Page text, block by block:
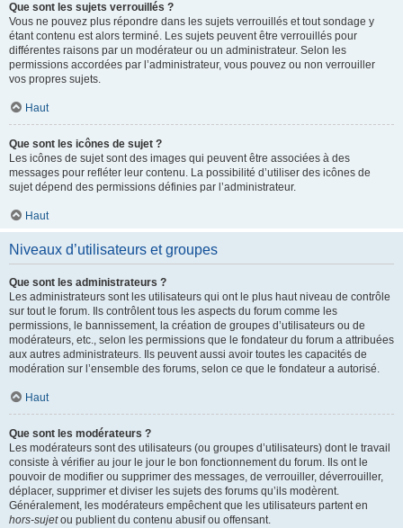
Que sont les sujets verrouillés ?
Vous ne pouvez plus répondre dans les sujets verrouillés et tout sondage y
étant contenu est alors terminé. Les sujets peuvent être verrouillés pour
différentes raisons par un modérateur ou un administrateur. Selon les
permissions accordées par l’administrateur, vous pouvez ou non verrouiller
vos propres sujets.
Haut
Que sont les icônes de sujet ?
Les icônes de sujet sont des images qui peuvent être associées à des
messages pour refléter leur contenu. La possibilité d’utiliser des icônes de
sujet dépend des permissions définies par l’administrateur.
Haut
Niveaux d’utilisateurs et groupes
Que sont les administrateurs ?
Les administrateurs sont les utilisateurs qui ont le plus haut niveau de contrôle
sur tout le forum. Ils contrôlent tous les aspects du forum comme les
permissions, le bannissement, la création de groupes d’utilisateurs ou de
modérateurs, etc., selon les permissions que le fondateur du forum a attribuées
aux autres administrateurs. Ils peuvent aussi avoir toutes les capacités de
modération sur l’ensemble des forums, selon ce que le fondateur a autorisé.
Haut
Que sont les modérateurs ?
Les modérateurs sont des utilisateurs (ou groupes d’utilisateurs) dont le travail
consiste à vérifier au jour le jour le bon fonctionnement du forum. Ils ont le
pouvoir de modifier ou supprimer des messages, de verrouiller, déverrouiller,
déplacer, supprimer et diviser les sujets des forums qu’ils modèrent.
Généralement, les modérateurs empêchent que les utilisateurs partent en
hors-sujetou publient du contenu abusif ou offensant.